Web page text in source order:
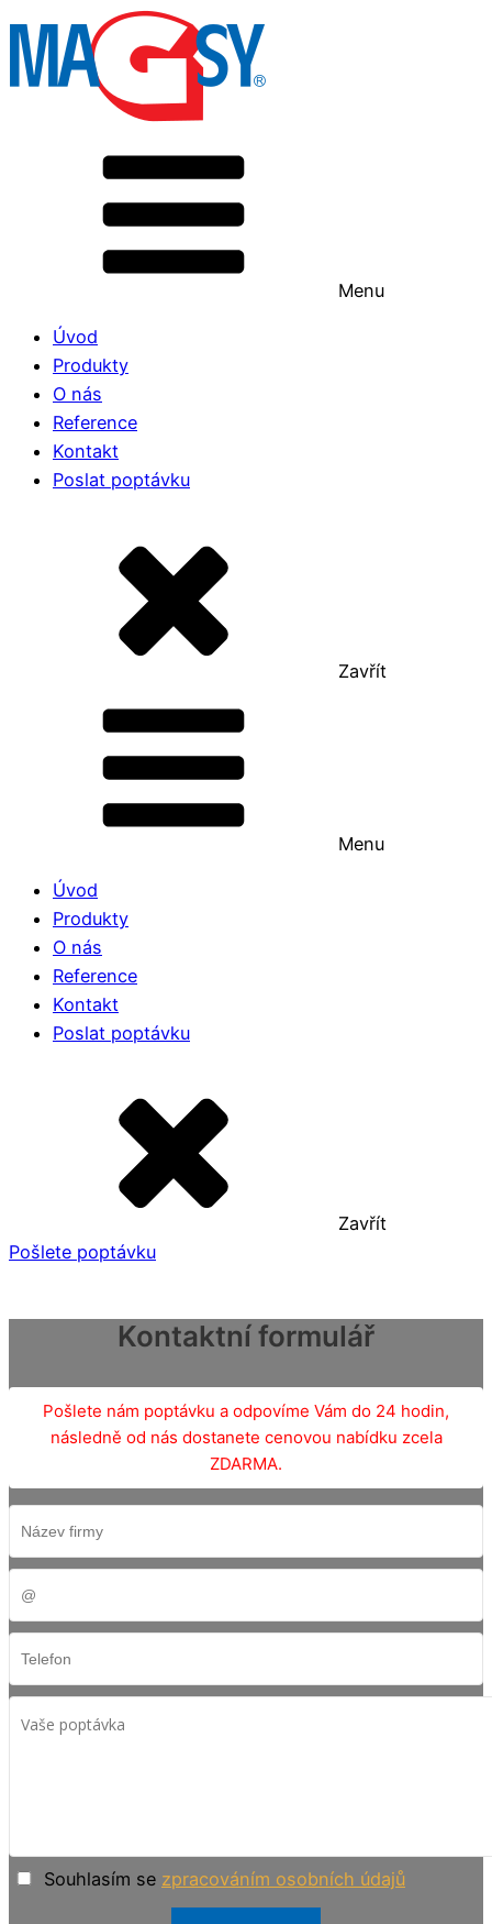
Menu
Úvod
Produkty
O nás
Reference
Kontakt
Poslat poptávku
Zavřít
Menu
Úvod
Produkty
O nás
Reference
Kontakt
Poslat poptávku
Zavřít
Pošlete poptávku
Kontaktní formulář
Pošlete nám poptávku a odpovíme Vám do 24 hodin,
následně od nás dostanete cenovou nabídku zcela
ZDARMA.
Souhlasím se zpracováním osobních údajů